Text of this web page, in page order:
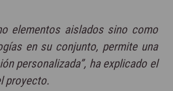
elementos aislados sino como
en su conjunto, permite una
personalizada”, ha explicado el
proyecto.